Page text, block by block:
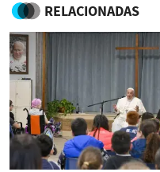
RELACIONADAS